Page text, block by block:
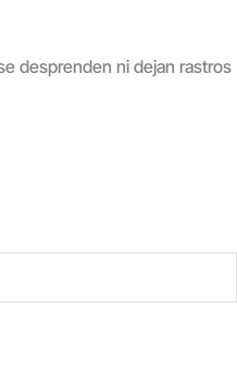
desprenden ni dejan rastros